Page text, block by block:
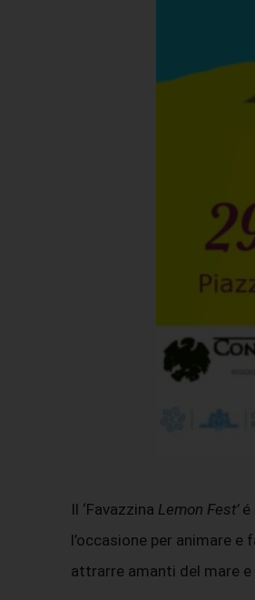
Il ‘Favazzina Lemon Fest’é
l’occasione per animare
attrarre amanti del mare